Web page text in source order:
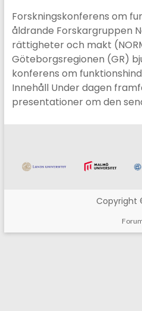
Forskningskonferens om
åldrande Forskargruppen
rättigheter och makt
Göteborgsregionen (GR)
konferens om
Innehåll Under dagen
presentationer om den
Copyright